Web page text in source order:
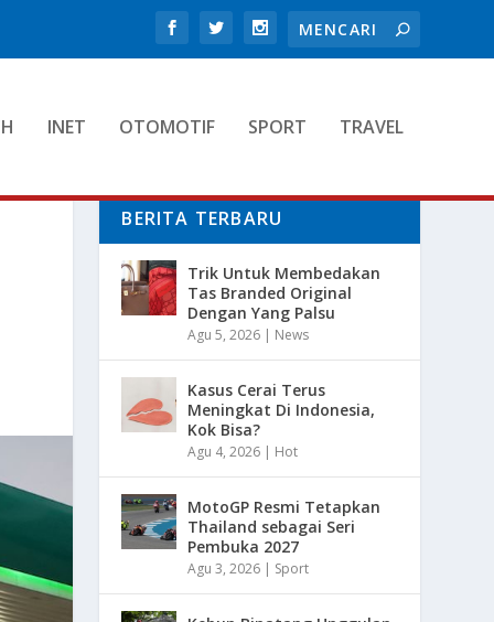
INET OTOMOTIF SPORT TRAVEL
BERITA TERBARU
Trik Untuk Membedakan
Tas Branded Original
Dengan Yang Palsu
Agu 5, 2026 | News
Kasus Cerai Terus
Meningkat Di Indonesia,
Kok Bisa?
Agu 4, 2026 | Hot
MotoGP Resmi Tetapkan
Thailand sebagai Seri
Pembuka 2027
Agu 3, 2026 | Sport